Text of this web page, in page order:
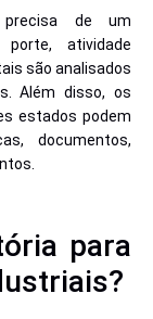
precisa de um
porte, atividade
são analisados
Além disso, os
estados podem
documentos,
para